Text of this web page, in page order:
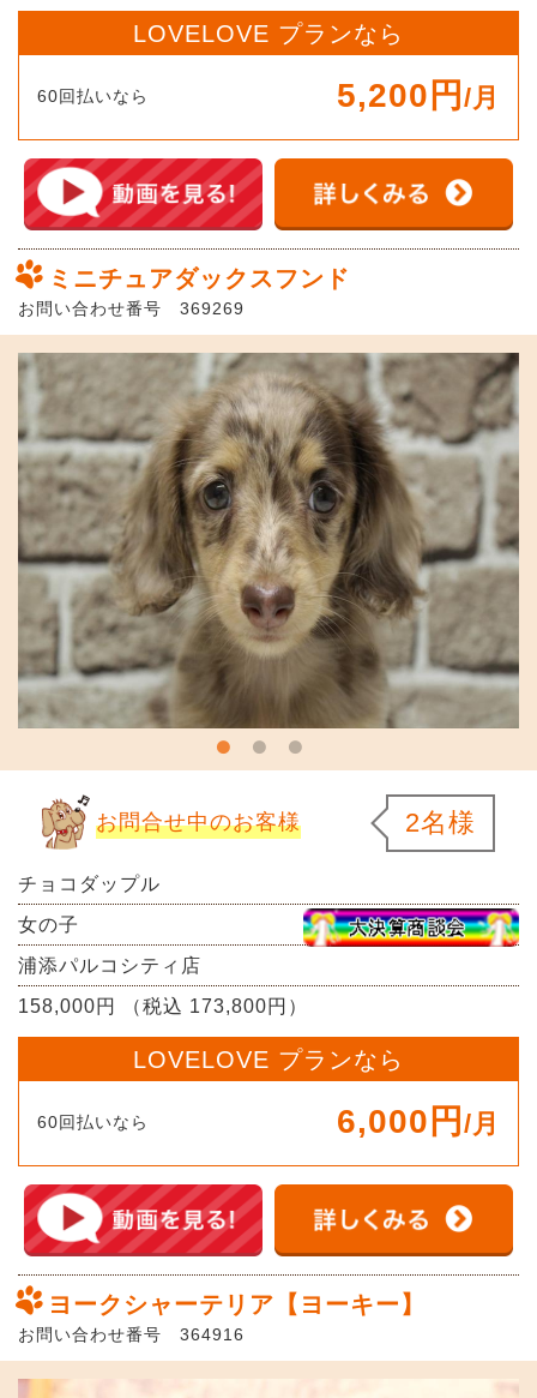
LOVELOVE プランなら
60回払いなら 5,200円 /月
ミニチュアダックスフンド
お問い合わせ番号 369269
お問合せ中のお客様 2名様
チョコダップル
女の子
浦添パルコシティ店
158,000円 （税込 173,800円）
LOVELOVE プランなら
60回払いなら 6,000円 /月
ヨークシャーテリア【ヨーキー】
お問い合わせ番号 364916